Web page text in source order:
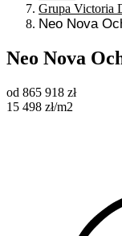
Grupa Victoria
Neo Nova
Neo Nova
od 865 918 zł
15 498 zł/m2